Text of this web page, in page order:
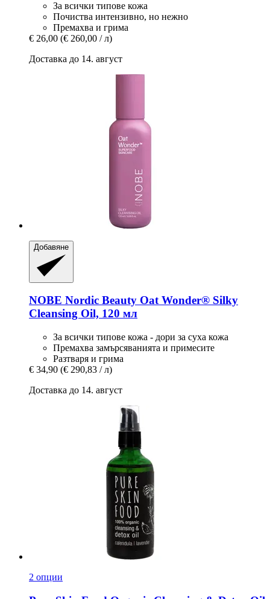
За всички типове кожа
Почиства интензивно, но нежно
Премахва и грима
€ 26,00 (€ 260,00 / л)
Доставка до 14. август
Добавяне
NOBE Nordic Beauty Oat Wonder® Silky
Cleansing Oil, 120 мл
За всички типове кожа - дори за суха кожа
Премахва замърсяванията и примесите
Разтваря и грима
€ 34,90 (€ 290,83 / л)
Доставка до 14. август
2 опции